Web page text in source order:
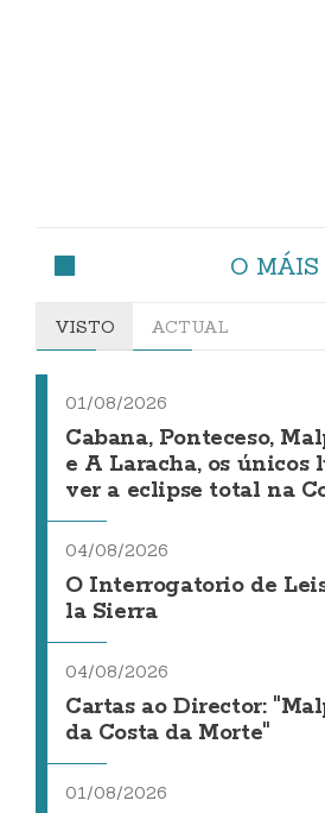
O MÁIS
VISTO ACTUAL
01/08/2026
Cabana, Ponteceso,
e A Laracha, os únicos
ver a eclipse total na
04/08/2026
O Interrogatorio de Leis
la Sierra
04/08/2026
Cartas ao Director:
da Costa da Morte"
01/08/2026